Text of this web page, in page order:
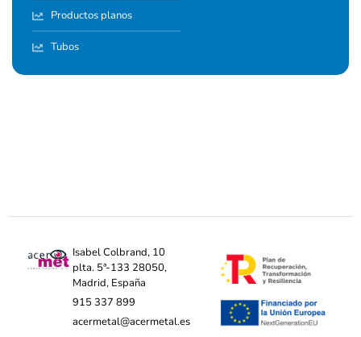
Productos planos
Tubos
Isabel Colbrand, 10
plta. 5ª-133 28050,
Madrid, España
915 337 899
acermetal@acermetal.es